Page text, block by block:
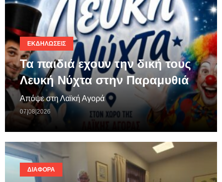
ΕΚΔΗΛΏΣΕΙΣ
Τα παιδιά εχουν την δική τους
Λευκή Νύχτα στην Παραμυθιά
Απόψε στη Λαϊκή Αγορά
07|08|2026
ΔΙΆΦΟΡΑ